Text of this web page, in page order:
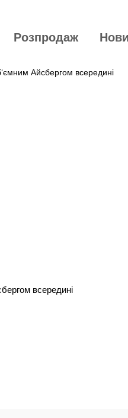
Розпродаж
всередині